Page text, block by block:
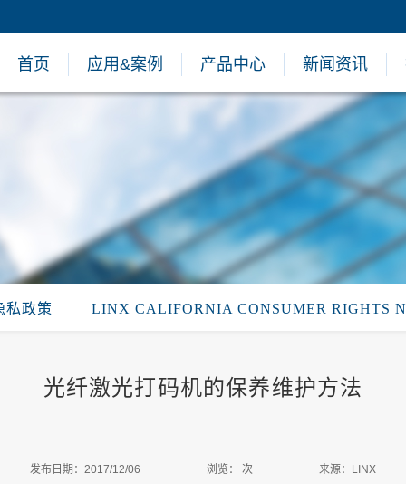
首页 应用&案例 产品中心 新闻资讯
私政策 LINX CALIFORNIA CONSUMER RIGHTS
光纤激光打码机的保养维护方法
发布日期：2017/12/06 浏览： 次 来源：LINX